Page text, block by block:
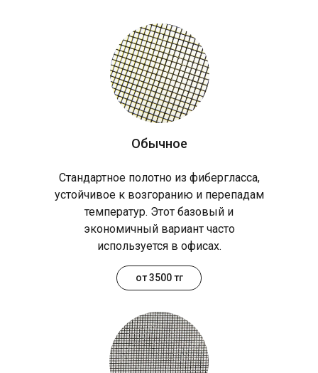
Обычное
Стандартное полотно из фибергласса,
устойчивое к возгоранию и перепадам
температур. Этот базовый и
экономичный вариант часто
используется в офисах.
от 3500 тг